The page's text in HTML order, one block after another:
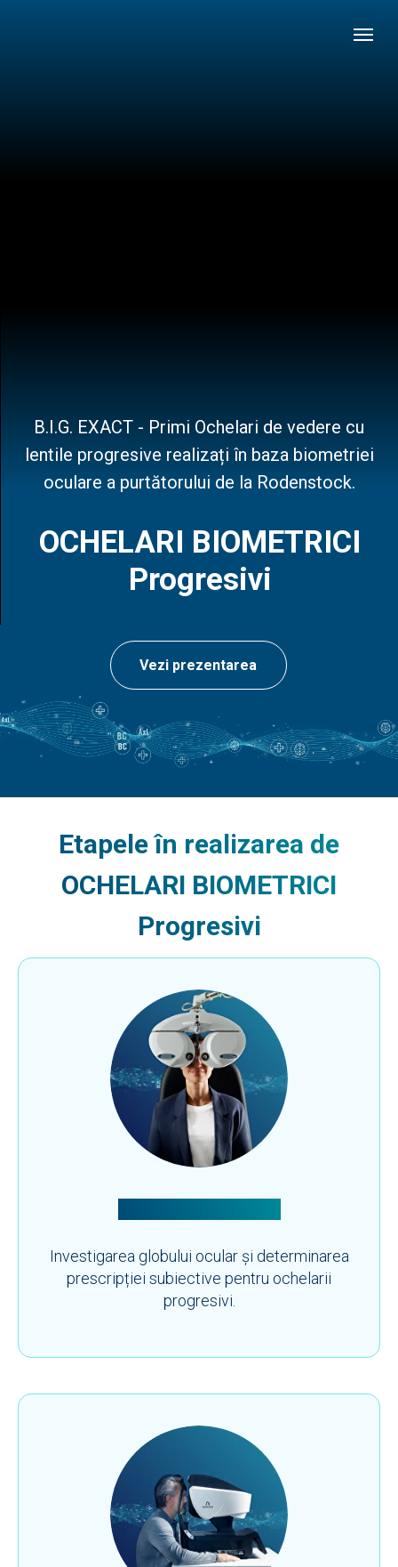
B.I.G. EXACT - Primi Ochelari de vedere cu
lentile progresive realizați în baza biometriei
oculare a purtătorului de la Rodenstock.
OCHELARI BIOMETRICI
Progresivi
Vezi prezentarea
Etapele în realizarea de
OCHELARI BIOMETRICI
Progresivi
Investigarea globului ocular și determinarea
prescripției subiective pentru ochelarii
progresivi.